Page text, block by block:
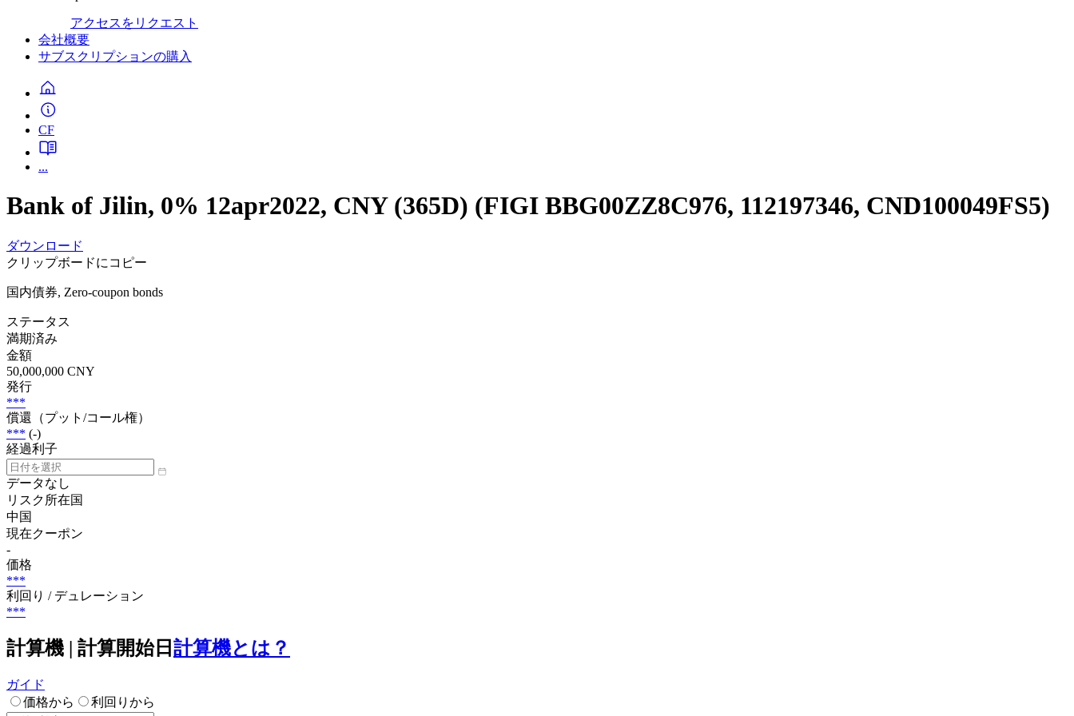
アクセスをリクエスト
会社概要
サブスクリプションの購入
CF
...
Bank of Jilin, 0% 12apr2022, CNY (365D) (FIGI BBG00ZZ8C976, 112197346, CND100049FS5)
ダウンロード
クリップボードにコピー
国内債券, Zero-coupon bonds
ステータス
満期済み
金額
50,000,000 CNY
発行
***
償還（プット/コール権）
*** (-)
経過利子
データなし
リスク所在国
中国
現在クーポン
-
価格
***
利回り / デュレーション
***
計算機 | 計算開始日 計算機とは？
ガイド
価格から
利回りから